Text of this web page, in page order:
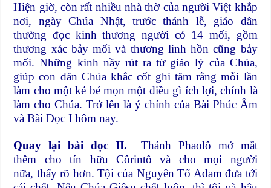
Hiện giờ, còn rất nhiều nhà thờ của người Việt khắp
nơi, ngày Chúa Nhật, trước thánh lễ, giáo dân
thường đọc kinh thương người có 14 mối, gồm
thương xác bảy mối và thương linh hồn cũng bảy
mối. Những kinh nầy rút ra từ giáo lý của Chúa,
giúp con dân Chúa khắc cốt ghi tâm rằng mỗi lần
làm cho một kẻ bé mọn một điều gì ích lợi, chính là
làm cho Chúa. Trở lên là ý chính của Bài Phúc Âm
và Bài Đọc I hôm nay.
Quay lại bài đọc II.Thánh Phaolô mở mắt
thêm cho tín hữu Côrintô và cho mọi người
nữa, thấy rõ hơn. Tội của Nguyên Tổ Adam đưa tới